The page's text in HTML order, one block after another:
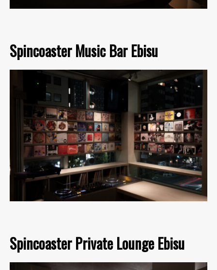
Spincoaster Music Bar Ebisu
Spincoaster Private Lounge Ebisu